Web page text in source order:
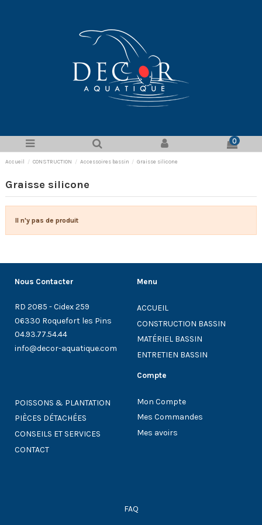
0
Accueil CONSTRUCTION Accessoires bassin Graisse silicone
Graisse silicone
Il n'y pas de produit
Nous Contacter
RD 2085 - Cidex 259
06330 Roquefort les Pins
04.93.77.54.44
info@decor-aquatique.com
Menu
ACCUEIL
CONSTRUCTION BASSIN
MATÉRIEL BASSIN
ENTRETIEN BASSIN
POISSONS & PLANTATION
PIÈCES DÉTACHÉES
CONSEILS ET SERVICES
CONTACT
Compte
Mon Compte
Mes Commandes
Mes avoirs
FAQ